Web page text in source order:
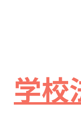
学校